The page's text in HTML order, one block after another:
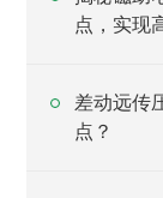
点，实现
差动远传
点？